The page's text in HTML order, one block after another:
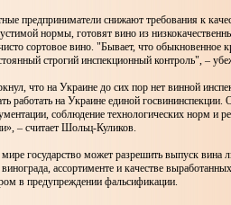
предприниматели снижают требования к
нормы, готовят вино из
сортовое вино. "Бывает, что обыкновенное
строгий инспекционный контроль", –
что на Украине до сих пор нет винной
работать на Украине единой госвининспекции.
соблюдение технологических норм и
– считает Шольц-Куликов.
государство может разрешить выпуск вина
ассортименте и качестве
в предупреждении фальсификации.